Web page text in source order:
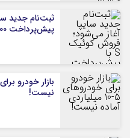
پیش‌پرداخت ۵۰۰ میلیونی
نیست!